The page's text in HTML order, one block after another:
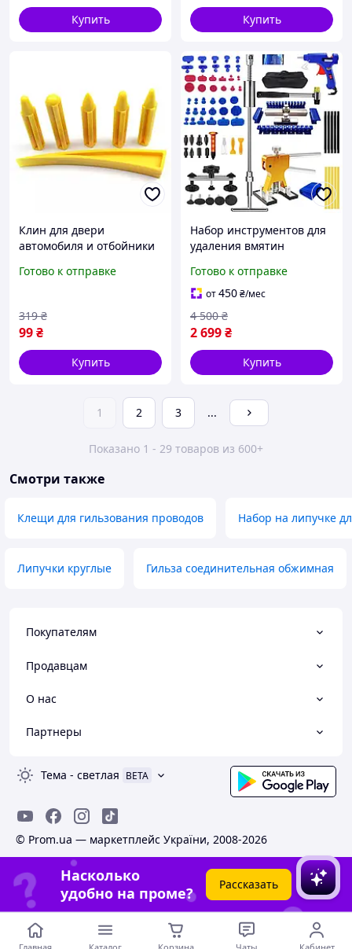
Купить Купить
Клин для двери
автомобиля и отбойники
Super pdr
Готово к отправке
99₴
319 ₴
Купить
Набор инструментов для
удаления вмятин
повреждения покрытия,
86 предметов
Готово к отправке
от450₴/мес
2 699₴
4 500 ₴
Купить
1 2 3 ...
Показано 1 - 29 товаров из 600+
Смотри также
Клещи для гильзования проводов Набор на липучке
Липучки круглые Гильза соединительная обжимная
Покупателям
Продавцам
О нас
Партнеры
Тема - светлая BETA
© Prom.ua — маркетплейс України, 2008-2026
Насколько
удобно на проме?
Рассказать